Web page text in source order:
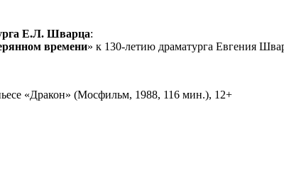
Е.Л. Шварца:
времени» к 130-летию драматурга Евгения
«Дракон» (Мосфильм, 1988, 116 мин.), 12+